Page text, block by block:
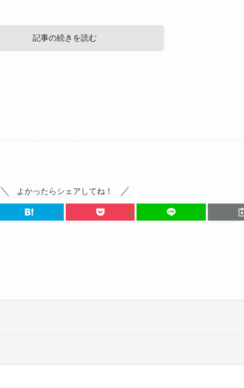
記事の続きを読む
よかったらシェアしてね！